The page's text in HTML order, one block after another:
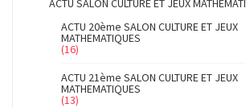
ACTU SALON CULTURE ET JEUX
ACTU 20ème SALON CULTURE ET JEUX
MATHEMATIQUES
(16)
ACTU 21ème SALON CULTURE ET JEUX
MATHEMATIQUES
(13)